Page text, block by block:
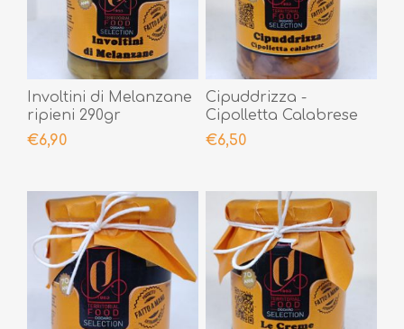
Involtini di Melanzane
ripieni 290gr
€6,90
Cipuddrizza -
Cipolletta Calabrese
290gr
€6,50